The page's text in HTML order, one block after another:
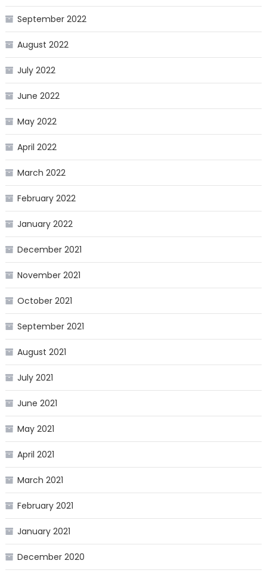
September 2022
August 2022
July 2022
June 2022
May 2022
April 2022
March 2022
February 2022
January 2022
December 2021
November 2021
October 2021
September 2021
August 2021
July 2021
June 2021
May 2021
April 2021
March 2021
February 2021
January 2021
December 2020